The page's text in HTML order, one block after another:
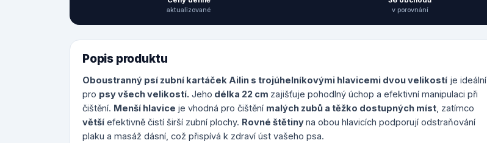
aktualizované v porovnání
Popis produktu
Oboustranný psí zubní kartáček Ailin s trojúhelníkovými hlavicemi dvou velikostí je ideální
pro psy všech velikostí. Jeho délka 22 cm zajišťuje pohodlný úchop a efektivní manipulaci při
čištění. Menší hlavice je vhodná pro čištění malých zubů a těžko dostupných míst , zatímco
větší efektivně čistí širší zubní plochy. Rovné štětinyna obou hlavicích podporují odstraňování
plaku a masáž dásní, což přispívá k zdraví úst vašeho psa.